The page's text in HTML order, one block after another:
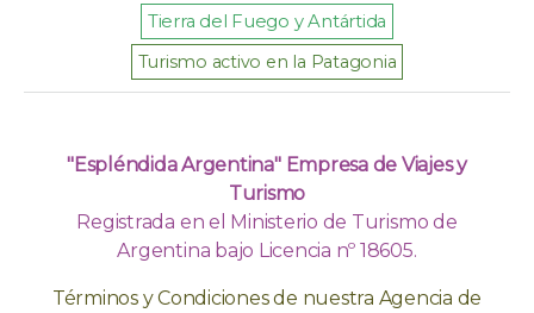
Tierra del Fuego y Antártida
Turismo activo en la Patagonia
"Espléndida Argentina" Empresa de Viajes y
Turismo
Registrada en el Ministerio de Turismo de
Argentina bajo Licencia nº 18605.
Términos y Condiciones de nuestra Agencia de